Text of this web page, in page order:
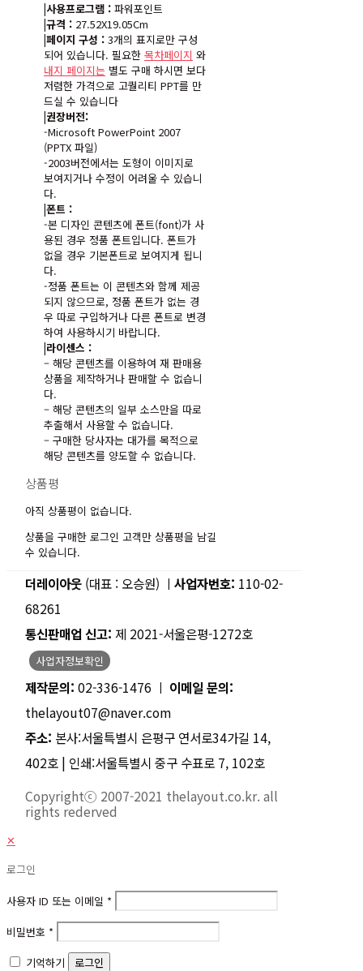
|사용프로그램 : 파워포인트
|규격 : 27.52X19.05Cm
|페이지 구성 : 3개의 표지로만 구성
되어 있습니다. 필요한 목차페이지 와
내지 페이지는 별도 구매 하시면 보다
저렴한 가격으로 고퀄리티 PPT를 만
드실 수 있습니다
|권장버전:
-Microsoft PowerPoint 2007
(PPTX 파일)
-2003버전에서는 도형이 이미지로
보여지거나 수정이 어려울 수 있습니
다.
|폰트 :
-본 디자인 콘텐츠에 폰트(font)가 사
용된 경우 정품 폰트입니다. 폰트가
없을 경우 기본폰트로 보여지게 됩니
다.
-정품 폰트는 이 콘텐츠와 함께 제공
되지 않으므로, 정품 폰트가 없는 경
우 따로 구입하거나 다른 폰트로 변경
하여 사용하시기 바랍니다.
|라이센스 :
– 해당 콘텐츠를 이용하여 재 판매용
상품을 제작하거나 판매할 수 없습니
다.
– 해당 콘텐츠의 일부 소스만을 따로
추출해서 사용할 수 없습니다.
– 구매한 당사자는 대가를 목적으로
해당 콘텐츠를 양도할 수 없습니다.
상품평
아직 상품평이 없습니다.
상품을 구매한 로그인 고객만 상품평을 남길
수 있습니다.
더레이아웃 (대표 : 오승원) ㅣ 사업자번호: 110-02-
68261
통신판매업 신고: 제 2021-서울은평-1272호
사업자정보확인
제작문의: 02-336-1476 ㅣ 이메일 문의:
thelayout07@naver.com
주소: 본사:서울특별시 은평구 연서로34가길 14,
402호 | 인쇄:서울특별시 중구 수표로 7, 102호
Copyrightⓒ 2007-2021 thelayout.co.kr. all
rights rederved
✕
로그인
사용자 ID 또는 이메일 *
비밀번호 *
기억하기
로그인